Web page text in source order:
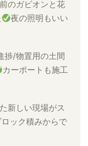
のガビオンと花
夜の照明もいい
捗/物置用の土間
カーポートも施工
新しい現場がス
ック積みからで